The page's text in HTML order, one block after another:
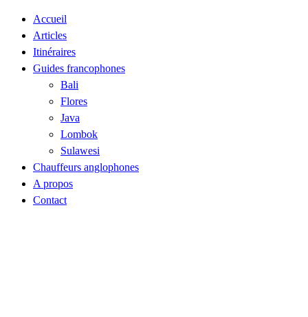
Accueil
Articles
Itinéraires
Guides francophones
Bali
Flores
Java
Lombok
Sulawesi
Chauffeurs anglophones
A propos
Contact